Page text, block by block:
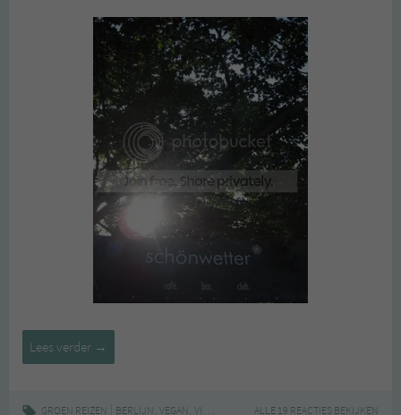
Lees verder “Schönwetter”
in
→
GROEN REIZEN BERLIJN, VEGAN, VINTAGE VLOOIENMARKT
ALLE 19 REACTIES BEKIJKEN